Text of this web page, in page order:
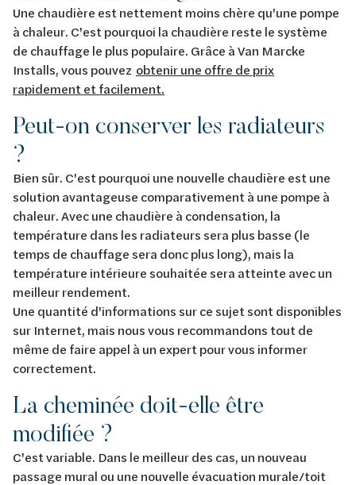
Une chaudière est nettement moins chère qu'une pompe
à chaleur. C'est pourquoi la chaudière reste le système
de chauffage le plus populaire. Grâce à Van Marcke
Installs, vous pouvez obtenir une offre de prix
rapidement et facilement.
Peut-on conserver les radiateurs
?
Bien sûr. C'est pourquoi une nouvelle chaudière est une
solution avantageuse comparativement à une pompe à
chaleur. Avec une chaudière à condensation, la
température dans les radiateurs sera plus basse (le
temps de chauffage sera donc plus long), mais la
température intérieure souhaitée sera atteinte avec un
meilleur rendement.
Une quantité d'informations sur ce sujet sont disponibles
sur Internet, mais nous vous recommandons tout de
même de faire appel à un expert pour vous informer
correctement.
La cheminée doit-elle être
modifiée ?
C'est variable. Dans le meilleur des cas, un nouveau
passage mural ou une nouvelle évacuation murale/toit